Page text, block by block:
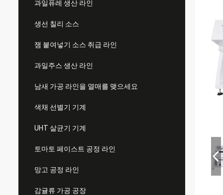
과일퓨레 생산 라인
생선 칠리 소스
잼 붙여넣기 소스 취급 라인
과일주스 생산 라인
남새 가공 라인을 열매를 맺으세요
색채 선별기 기계
UHT 살균기 기계
토마토 페이스트 공정 라인
망고 공정 라인
감귤류 가공 공장